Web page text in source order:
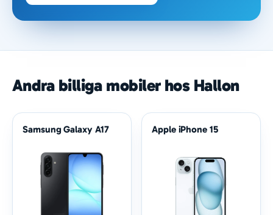
Andra billiga mobiler hos Hallon
Samsung Galaxy A17 Apple iPhone 15